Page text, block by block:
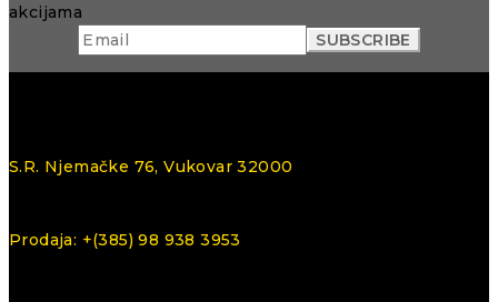
akcijama
S.R. Njemačke 76, Vukovar 32000
Prodaja: +(385) 98 938 3953